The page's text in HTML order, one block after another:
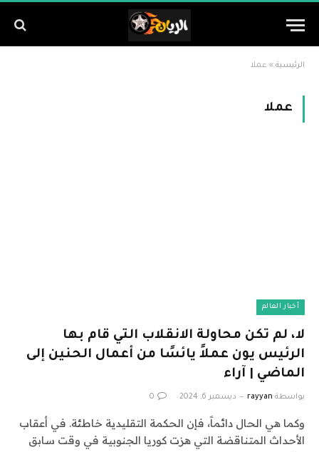
الرئيسية » عملا
عملا
أخبار العالم
لا، لم تكن محاولة الانقلاب التي قام بها
الرئيس يون عملاً يائسًا من أعمال الحنين إلى
الماضي | آراء
بواسطة rayyan ديسمبر 6, 2024 0
وكما هي الحال دائماً، فإن الحكمة التقليدية خاطئة. في أعقاب
الأحداث المتناقضة التي هزت كوريا الجنوبية في وقت سابق